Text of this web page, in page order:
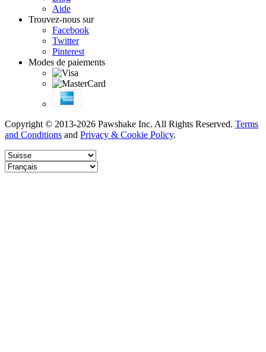
Aide
Trouvez-nous sur
Facebook
Twitter
Pinterest
Modes de paiements
Copyright © 2013-2026 Pawshake Inc. All Rights Reserved. Terms
and Conditions and Privacy & Cookie Policy.